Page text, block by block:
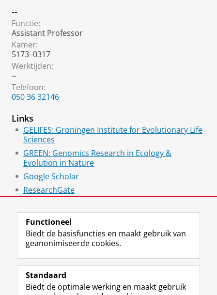
--
Functie:
Assistant Professor
Kamer:
5173–0317
Werktijden:
--
Telefoon:
050 36 32146
Links
GELIFES: Groningen Institute for Evolutionary Life
Sciences
GREEN: Genomics Research in Ecology &
Evolution in Nature
Google Scholar
ResearchGate
Volg de RUG
F
a
e
L
i
k
R
S
-
I
n
t
Y
o
T
Studiekiezers
Functioneel
Biedt de basisfuncties en maakt gebruik van
geanonimiseerde cookies.
Standaard
Biedt de optimale werking en maakt gebruik